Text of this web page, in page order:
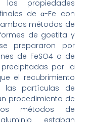
propiedades
de α-Fe con
métodos de
de goetita y
prepararon por
de FeSO4 o de
precipitadas por la
el recubrimiento
las partículas de
procedimiento de
métodos de